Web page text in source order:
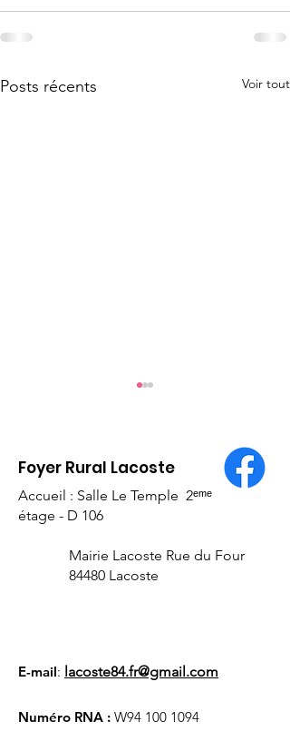
Posts récents Voir tout
2026
Foyer Rural Lacoste
Accueil : Salle Le Temple 2ᵉᵐᵉ
étage - D 106
Mairie Lacoste Rue du Four
84480 Lacoste
E-mail: lacoste84.fr@gmail.com
Numéro RNA : W94 100 1094